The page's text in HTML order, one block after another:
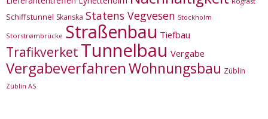
Schiffstunnel Skanska Statens Vegvesen Stockholm
Storstrømbrücke Straßenbau Tiefbau
Trafikverket Tunnelbau Vergabe
VergabeverfahrenWohnungsbau Züblin
Züblin AS